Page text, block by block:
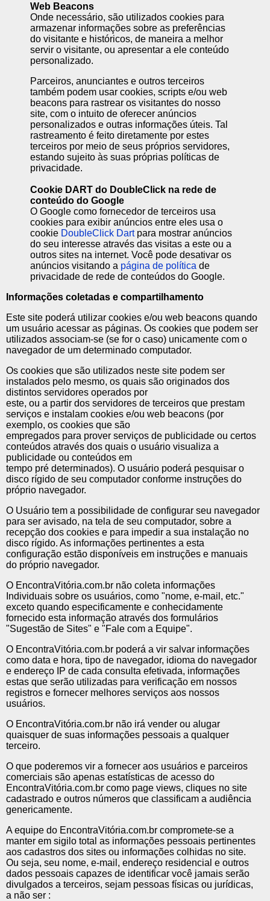
Web Beacons
Onde necessário, são utilizados cookies para
armazenar informações sobre as preferências
do visitante e históricos, de maneira a melhor
servir o visitante, ou apresentar a ele conteúdo
personalizado.
Parceiros, anunciantes e outros terceiros
também podem usar cookies, scripts e/ou web
beacons para rastrear os visitantes do nosso
site, com o intuito de oferecer anúncios
personalizados e outras informações úteis. Tal
rastreamento é feito diretamente por estes
terceiros por meio de seus próprios servidores,
estando sujeito às suas próprias políticas de
privacidade.
Cookie DART do DoubleClick na rede de
conteúdo do Google
O Google como fornecedor de terceiros usa
cookies para exibir anúncios entre eles usa o
cookie DoubleClick Dartpara mostrar anúncios
do seu interesse através das visitas a este ou a
outros sites na internet. Você pode desativar os
anúncios visitando a página de política de
privacidade de rede de conteúdos do Google.
Informações coletadas e compartilhamento
Este site poderá utilizar cookies e/ou web beacons quando
um usuário acessar as páginas. Os cookies que podem ser
utilizados associam-se (se for o caso) unicamente com o
navegador de um determinado computador.
Os cookies que são utilizados neste site podem ser
instalados pelo mesmo, os quais são originados dos
distintos servidores operados por
este, ou a partir dos servidores de terceiros que prestam
serviços e instalam cookies e/ou web beacons (por
exemplo, os cookies que são
empregados para prover serviços de publicidade ou certos
conteúdos através dos quais o usuário visualiza a
publicidade ou conteúdos em
tempo pré determinados). O usuário poderá pesquisar o
disco rígido de seu computador conforme instruções do
próprio navegador.
O Usuário tem a possibilidade de configurar seu navegador
para ser avisado, na tela de seu computador, sobre a
recepção dos cookies e para impedir a sua instalação no
disco rígido. As informações pertinentes a esta
configuração estão disponíveis em instruções e manuais
do próprio navegador.
O EncontraVitória.com.br não coleta informações
Individuais sobre os usuários, como "nome, e-mail, etc."
exceto quando especificamente e conhecidamente
fornecido esta informação através dos formulários
"Sugestão de Sites" e "Fale com a Equipe".
O EncontraVitória.com.br poderá a vir salvar informações
como data e hora, tipo de navegador, idioma do navegador
e endereço IP de cada consulta efetivada, informações
estas que serão utilizadas para verificação em nossos
registros e fornecer melhores serviços aos nossos
usuários.
O EncontraVitória.com.br não irá vender ou alugar
quaisquer de suas informações pessoais a qualquer
terceiro.
O que poderemos vir a fornecer aos usuários e parceiros
comerciais são apenas estatísticas de acesso do
EncontraVitória.com.br como page views, cliques no site
cadastrado e outros números que classificam a audiência
genericamente.
A equipe do EncontraVitória.com.br compromete-se a
manter em sigilo total as informações pessoais pertinentes
aos cadastros dos sites ou informações colhidas no site.
Ou seja, seu nome, e-mail, endereço residencial e outros
dados pessoais capazes de identificar você jamais serão
divulgados a terceiros, sejam pessoas físicas ou jurídicas,
a não ser :